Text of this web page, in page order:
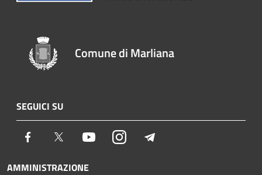
Comune di Marliana
SEGUICI SU
Facebook Twitter YoutubeInstagram
AMMINISTRAZIONE